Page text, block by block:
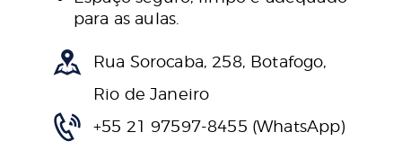
para as aulas.
Rua Sorocaba, 258, Botafogo,
Rio de Janeiro
+55 21 97597-8455 (WhatsApp)